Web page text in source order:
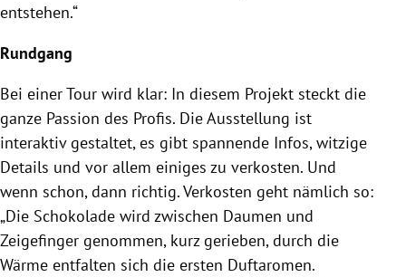
entstehen.“
Rundgang
Bei einer Tour wird klar: In diesem Projekt steckt die
ganze Passion des Profis. Die Ausstellung ist
interaktiv gestaltet, es gibt spannende Infos, witzige
Details und vor allem einiges zu verkosten. Und
wenn schon, dann richtig. Verkosten geht nämlich so:
„Die Schokolade wird zwischen Daumen und
Zeigefinger genommen, kurz gerieben, durch die
Wärme entfalten sich die ersten Duftaromen.